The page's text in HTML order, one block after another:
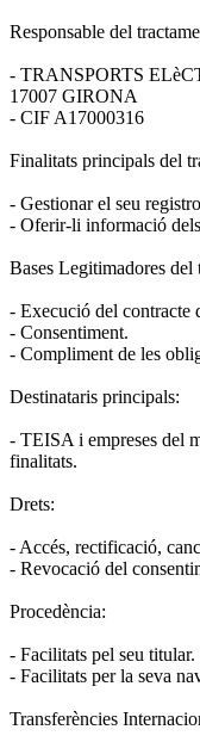
Responsable del
- TRANSPORTS
17007 GIRONA
- CIF A17000316
Finalitats principals del
- Gestionar el seu
- Oferir-li informació dels
Bases Legitimadores del
- Execució del contracte
- Consentiment.
- Compliment de les
Destinataris principals:
- TEISA i empreses del
finalitats.
Drets:
- Accés, rectificació,
- Revocació del
Procedència:
- Facilitats pel seu titular.
- Facilitats per la seva
Transferències